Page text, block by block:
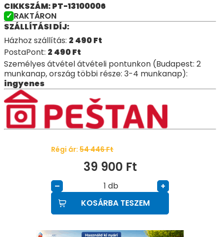
CIKKSZÁM: PT-13100006
RAKTÁRON
SZÁLLÍTÁSI DÍJ:
Házhoz szállítás: 2 490Ft
PostaPont: 2 490Ft
Személyes átvétel átvételi pontunkon (Budapest: 2
munkanap, ország többi része: 3-4 munkanap):
ingyenes
Régi ár: 54 446Ft
39 900 Ft
– db
+
KOSÁRBA TESZEM